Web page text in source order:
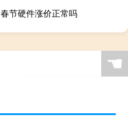
春节硬件涨价正常吗
☚